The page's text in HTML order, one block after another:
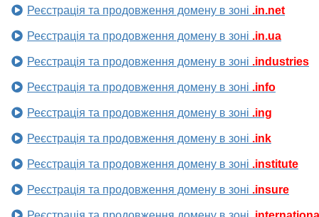
Реєстрація та продовження домену в зоні .in.net
Реєстрація та продовження домену в зоні .in.ua
Реєстрація та продовження домену в зоні .industries
Реєстрація та продовження домену в зоні .info
Реєстрація та продовження домену в зоні .ing
Реєстрація та продовження домену в зоні .ink
Реєстрація та продовження домену в зоні .institute
Реєстрація та продовження домену в зоні .insure